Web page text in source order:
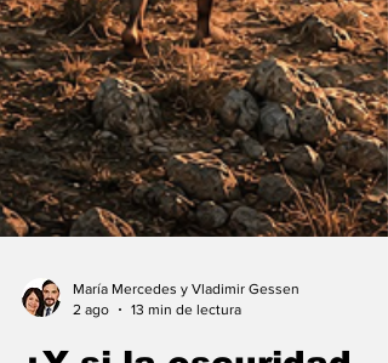
2 ago
13 min de lectura